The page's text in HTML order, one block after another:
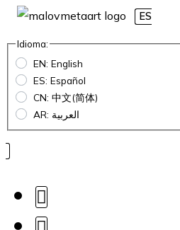
ES
Idioma:
EN: English
ES: Español
CN: 中文(简体)
AR: العربية